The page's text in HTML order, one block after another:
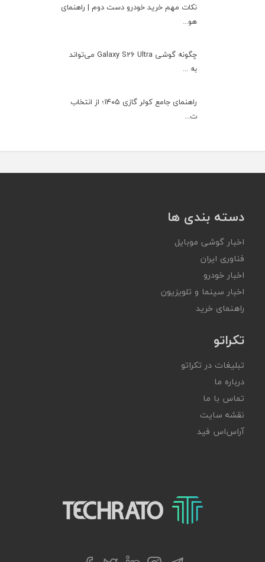
نکات مهم خرید خودرو دست دوم | راهنمای
هو...
چگونه گوشی Galaxy S26 Ultra می‌تواند
به ...
راهنمای جامع کولر گازی ۱۴۰۵؛ از انتخاب
ت...
دسته بندی ها
اخبار گوشی موبایل
فناوری ایران
اخبار خودرو
اخبار سینما و تلویزیون
راهنمای خرید
تکراتو
تبلیغات در تکراتو
درباره ما
تماس با ما
نقشه سایت
آر‌اس‌اس فید
تکراتو – زندگی با تکنولوژی